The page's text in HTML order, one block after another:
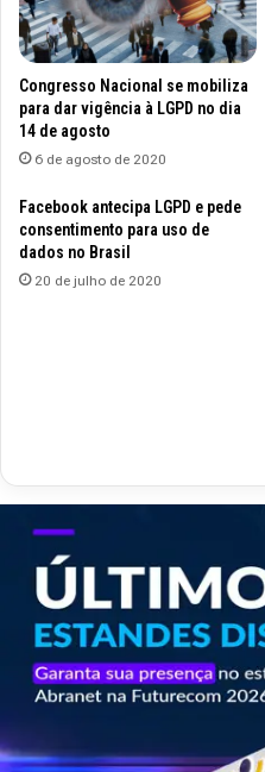
Congresso Nacional se mobiliza
para dar vigência à LGPD no dia
14 de agosto
6 de agosto de 2020
Facebook antecipa LGPD e pede
consentimento para uso de
dados no Brasil
20 de julho de 2020